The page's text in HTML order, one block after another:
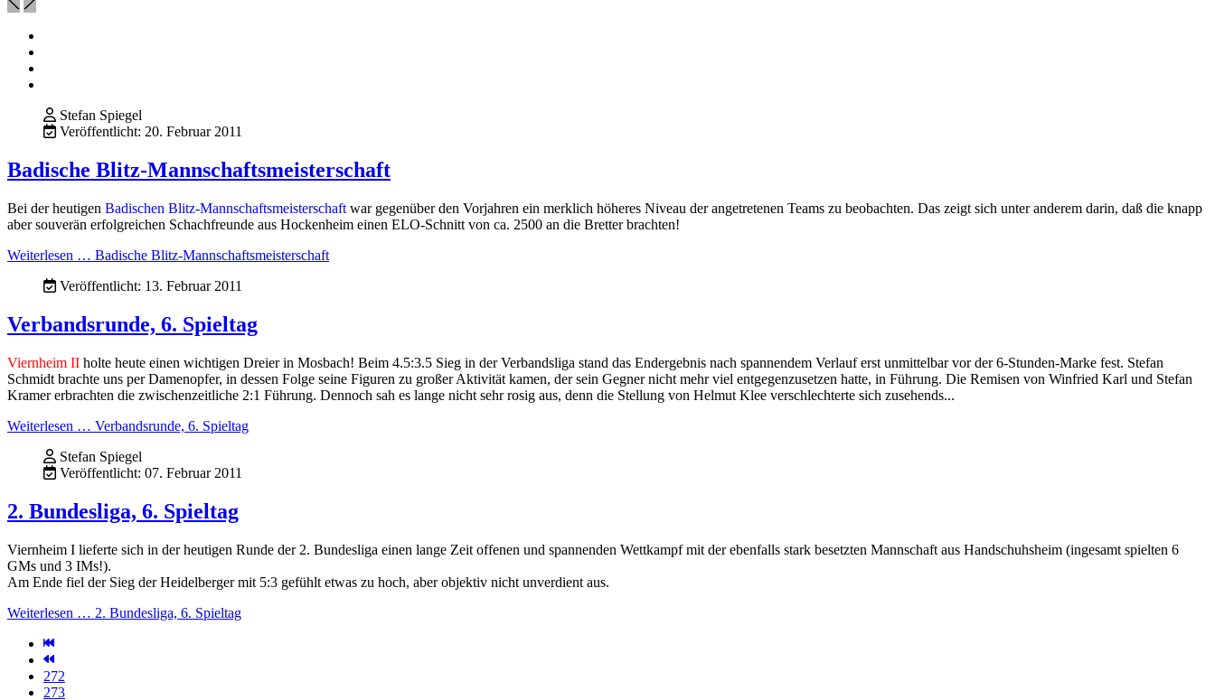
Stefan Spiegel
Veröffentlicht: 20. Februar 2011
Badische Blitz-Mannschaftsmeisterschaft
Bei der heutigen Badischen Blitz-Mannschaftsmeisterschaft war gegenüber den Vorjahren ein merklich höheres Niveau der angetretenen Teams zu beobachten. Das zeigt sich unter anderem darin, daß die knapp
aber souverän erfolgreichen Schachfreunde aus Hockenheim einen ELO-Schnitt von ca. 2500 an die Bretter brachten!
Weiterlesen … Badische Blitz-Mannschaftsmeisterschaft
Veröffentlicht: 13. Februar 2011
Verbandsrunde, 6. Spieltag
Viernheim II holte heute einen wichtigen Dreier in Mosbach! Beim 4.5:3.5 Sieg in der Verbandsliga stand das Endergebnis nach spannendem Verlauf erst unmittelbar vor der 6-Stunden-Marke fest. Stefan
Schmidt brachte uns per Damenopfer, in dessen Folge seine Figuren zu großer Aktivität kamen, der sein Gegner nicht mehr viel entgegenzusetzen hatte, in Führung. Die Remisen von Winfried Karl und Stefan
Kramer erbrachten die zwischenzeitliche 2:1 Führung. Dennoch sah es lange nicht sehr rosig aus, denn die Stellung von Helmut Klee verschlechterte sich zusehends...
Weiterlesen … Verbandsrunde, 6. Spieltag
Stefan Spiegel
Veröffentlicht: 07. Februar 2011
2. Bundesliga, 6. Spieltag
Viernheim I lieferte sich in der heutigen Runde der 2. Bundesliga einen lange Zeit offenen und spannenden Wettkampf mit der ebenfalls stark besetzten Mannschaft aus Handschuhsheim (ingesamt spielten 6
GMs und 3 IMs!).
Am Ende fiel der Sieg der Heidelberger mit 5:3 gefühlt etwas zu hoch, aber objektiv nicht unverdient aus.
Weiterlesen … 2. Bundesliga, 6. Spieltag
272
273